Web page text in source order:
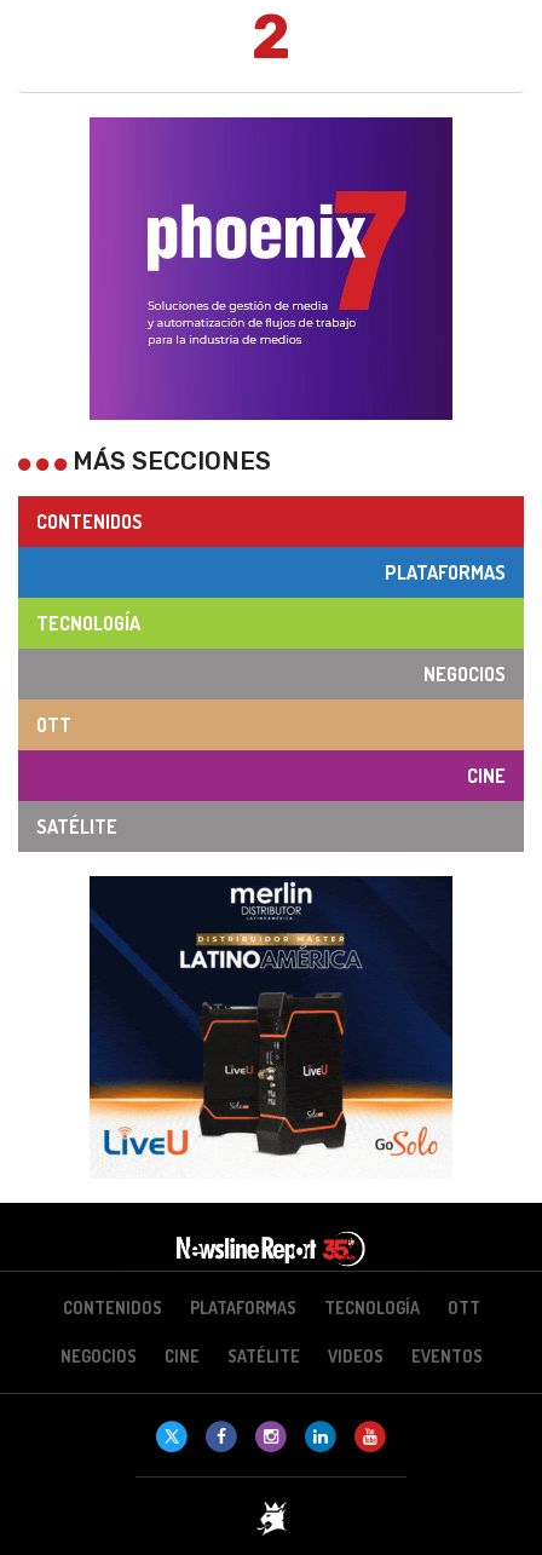
2
MÁS SECCIONES
CONTENIDOS
PLATAFORMAS
TECNOLOGÍA
NEGOCIOS
OTT
CINE
SATÉLITE
CONTENIDOS PLATAFORMAS TECNOLOGÍA OTT
NEGOCIOS CINE SATÉLITE VIDEOS EVENTOS